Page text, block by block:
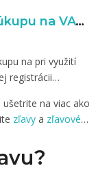
3% naspäť z hodnoty núkupu na VAWOO.com
na pri využití
registrácii
na viac ako
zľavy a zľavové